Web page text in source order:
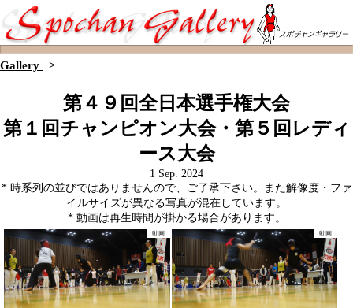
Gallery >
第４９回全日本選手権大会
第１回チャンピオン大会・第５回レディ
ース大会
1 Sep. 2024
* 時系列の並びではありませんので、ご了承下さい。また解像度・ファ
イルサイズが異なる写真が混在しています。
* 動画は再生時間が掛かる場合があります。
動画 動画